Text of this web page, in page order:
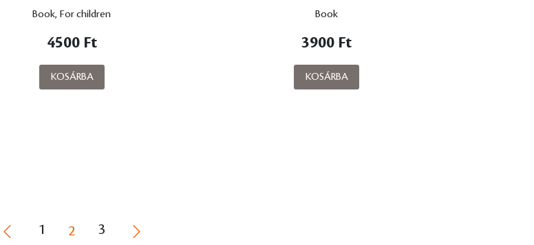
Book, For children
4500 Ft
KOSÁRBA
Book
3900 Ft
KOSÁRBA
1 2 3